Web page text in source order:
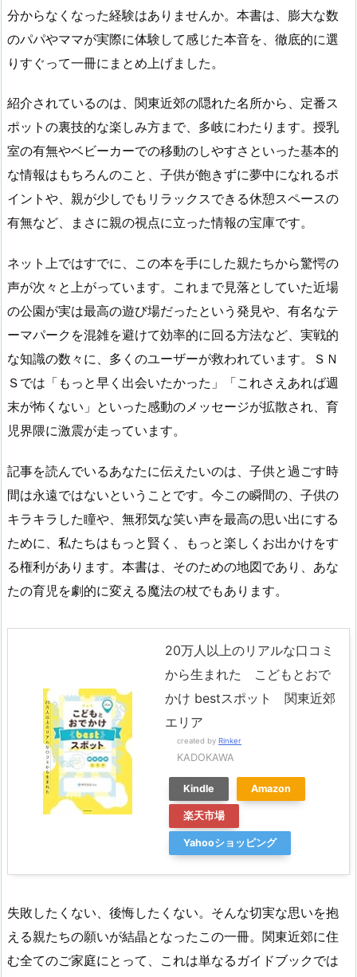
分からなくなった経験はありませんか。本書は、膨大な数
のパパやママが実際に体験して感じた本音を、徹底的に選
りすぐって一冊にまとめ上げました。
紹介されているのは、関東近郊の隠れた名所から、定番ス
ポットの裏技的な楽しみ方まで、多岐にわたります。授乳
室の有無やベビーカーでの移動のしやすさといった基本的
な情報はもちろんのこと、子供が飽きずに夢中になれるポ
イントや、親が少しでもリラックスできる休憩スペースの
有無など、まさに親の視点に立った情報の宝庫です。
ネット上ではすでに、この本を手にした親たちから驚愕の
声が次々と上がっています。これまで見落としていた近場
の公園が実は最高の遊び場だったという発見や、有名なテ
ーマパークを混雑を避けて効率的に回る方法など、実戦的
な知識の数々に、多くのユーザーが救われています。ＳＮ
Ｓでは「もっと早く出会いたかった」「これさえあれば週
末が怖くない」といった感動のメッセージが拡散され、育
児界隈に激震が走っています。
記事を読んでいるあなたに伝えたいのは、子供と過ごす時
間は永遠ではないということです。今この瞬間の、子供の
キラキラした瞳や、無邪気な笑い声を最高の思い出にする
ために、私たちはもっと賢く、もっと楽しくお出かけをす
る権利があります。本書は、そのための地図であり、あな
たの育児を劇的に変える魔法の杖でもあります。
20万人以上のリアルな口コミ
から生まれた こどもとおで
かけ bestスポット 関東近郊
エリア
created by Rinker
KADOKAWA
Kindle Amazon
楽天市場
Yahooショッピング
失敗したくない、後悔したくない。そんな切実な思いを抱
える親たちの願いが結晶となったこの一冊。関東近郊に住
む全てのご家庭にとって、これは単なるガイドブックでは